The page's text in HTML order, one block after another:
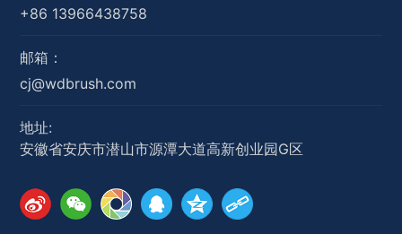
+86 13966438758
邮箱：
cj@wdbrush.com
地址:
安徽省安庆市潜山市源潭大道高新创业园G区